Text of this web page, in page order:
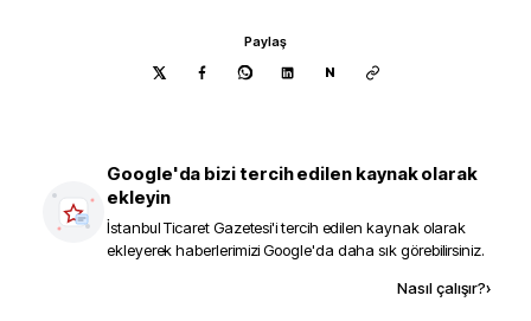
Paylaş
N
Google'da bizi tercih edilen kaynak olarak
ekleyin
İstanbul Ticaret Gazetesi'i tercih edilen kaynak olarak
ekleyerek haberlerimizi Google'da daha sık görebilirsiniz.
Nasıl çalışır?›